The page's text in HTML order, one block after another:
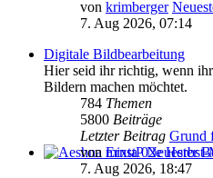
von krimberger
7. Aug 2026, 07:14
Digitale Bildbearbeitung
Hier seid ihr richtig, wenn
Bildern machen möchtet.
784 Themen
5800 Beiträge
Letzter Beitrag Grund
von ErnstP Neuester
7. Aug 2026, 18:47